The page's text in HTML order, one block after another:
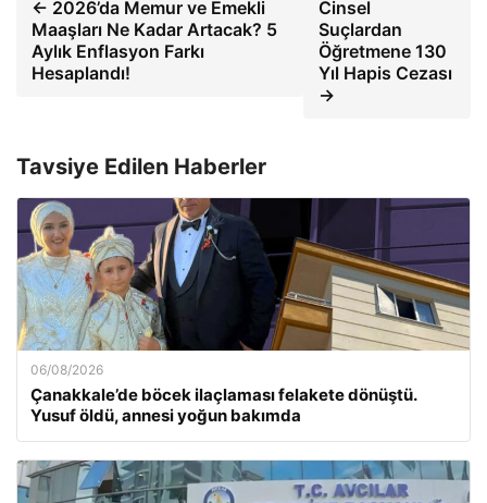
← 2026’da Memur ve Emekli
Maaşları Ne Kadar Artacak? 5
Aylık Enflasyon Farkı
Hesaplandı!
Cinsel
Suçlardan
Öğretmene 130
Yıl Hapis Cezası
→
Tavsiye Edilen Haberler
06/08/2026
Çanakkale’de böcek ilaçlaması felakete dönüştü.
Yusuf öldü, annesi yoğun bakımda